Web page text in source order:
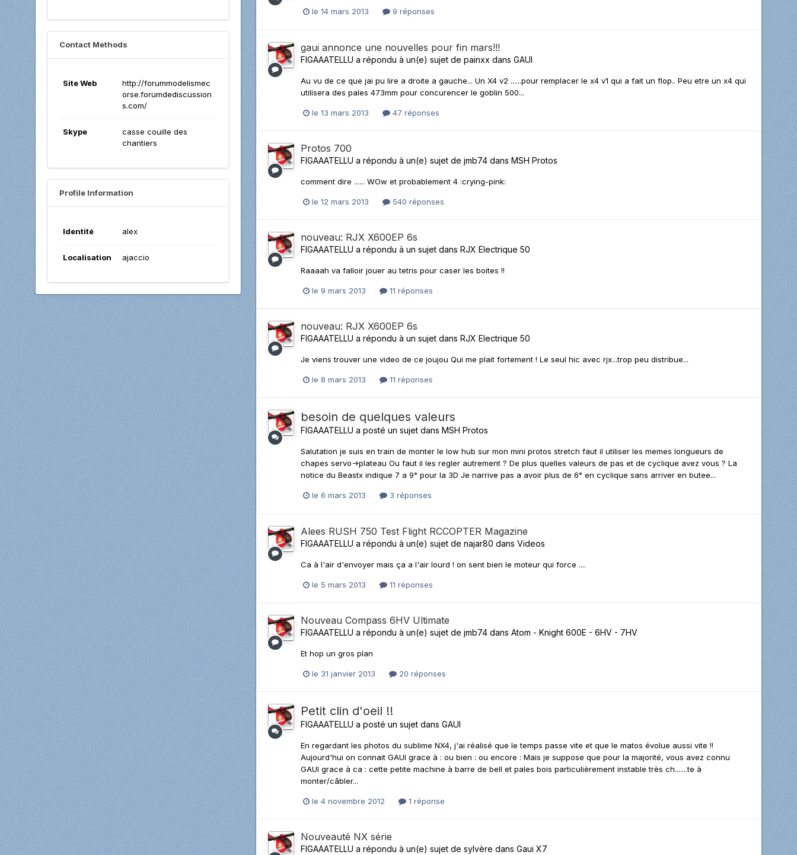
Contact Methods
Site Web
http://forummodelismec
orse.forumdediscussion
s.com/
Skype
casse couille des
chantiers
Profile Information
Identité alex
Localisation ajaccio
le 14 mars 2013 9 réponses
gaui annonce une nouvelles pour fin mars!!!
FIGAAATELLU a répondu à un(e) sujet de painxx dans GAUI
Au vu de ce que jai pu lire a droite a gauche... Un X4 v2 ......pour remplacer le x4 v1 qui a fait un flop.. Peu etre un x4 qui
utilisera des pales 473mm pour concurencer le goblin 500...
le 13 mars 2013 47 réponses
Protos 700
FIGAAATELLU a répondu à un(e) sujet de jmb74dans MSH Protos
comment dire ...... WOw et probablement 4 :crying-pink:
le 12 mars 2013 540 réponses
nouveau: RJX X600EP 6s
FIGAAATELLU a répondu à un sujet dans RJX Electrique 50
Raaaah va falloir jouer au tetris pour caser les boites !!
le 9 mars 2013 11 réponses
nouveau: RJX X600EP 6s
FIGAAATELLU a répondu à un sujet dans RJX Electrique 50
Je viens trouver une video de ce joujou Qui me plait fortement ! Le seul hic avec rjx...trop peu distribue...
le 8 mars 2013 11 réponses
besoin de quelques valeurs
FIGAAATELLU a posté un sujet dans MSH Protos
Salutation je suis en train de monter le low hub sur mon mini protos stretch faut il utiliser les memes longueurs de
chapes servo->plateau Ou faut il les regler autrement ? De plus quelles valeurs de pas et de cyclique avez vous ? La
notice du Beastx indique 7 a 9° pour la 3D Je narrive pas a avoir plus de 6° en cyclique sans arriver en butee...
le 6 mars 2013 3 réponses
Alees RUSH 750 Test Flight RCCOPTER Magazine
FIGAAATELLU a répondu à un(e) sujet de najar80 dans Videos
Ca à l'air d'envoyer mais ça a l'air lourd ! on sent bien le moteur qui force ....
le 5 mars 2013 11 réponses
Nouveau Compass 6HV Ultimate
FIGAAATELLU a répondu à un(e) sujet de jmb74dans Atom - Knight 600E - 6HV - 7HV
Et hop un gros plan
le 31 janvier 2013 20 réponses
Petit clin d'oeil !!
FIGAAATELLU a posté un sujet dans GAUI
En regardant les photos du sublime NX4, j'ai réalisé que le temps passe vite et que le matos évolue aussi vite !!
Aujourd'hui on connait GAUI grace à : ou bien : ou encore : Mais je suppose que pour la majorité, vous avez connu
GAUI grace à ca : cette petite machine à barre de bell et pales bois particulièrement instable très ch.......te à
monter/câbler...
le 4 novembre 2012 1 réponse
Nouveauté NX série
FIGAAATELLU a répondu à un(e) sujet de sylvère dans Gaui X7